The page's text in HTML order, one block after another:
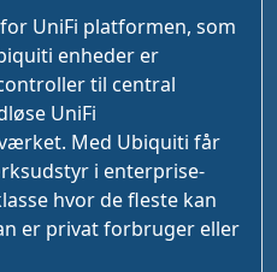
UniFi platformen, som
enheder er
til central
UniFi
Med Ubiquiti får
i enterprise-
hvor de fleste kan
er privat forbruger eller